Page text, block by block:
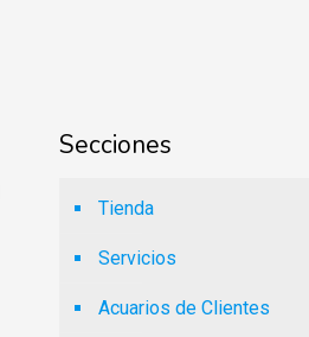
Secciones
Tienda
Servicios
Acuarios de Clientes